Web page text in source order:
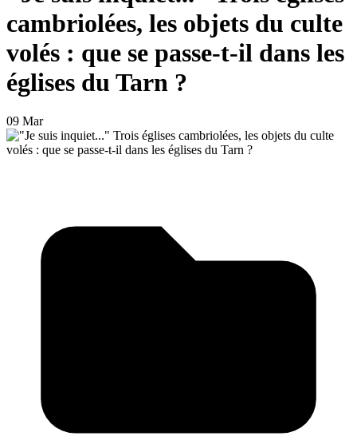
cambriolées, les objets du culte
volés : que se passe-t-il dans les
églises du Tarn ?
09 Mar